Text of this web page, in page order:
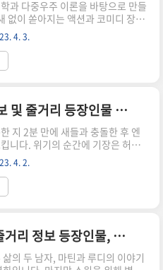
그는 자신을 '오 나의 캡틴'이라고
엠 정신을 강조합니다. 존 키팅은
회라고 불리는 비밀 문학 동아리
이 그들 자신의 개성과 자유를 가
니다. 학생들..
과 다중우주 이론을 바탕으로 만들
없이 쏟아지는 액션과 코미디 장면
. 행복한 시간은 일생에서 작은 순
하고 있습니다. 영화 추천 '에브리
앳 원스' 줄거리 캐릭터 리뷰를 소
'멀티버스에서 만난 나의 다른 모
습을 발견합니다. 웨이먼드는 알
버스에서 온 또 다른 자신입니다.
버스의 위기를 말해줍니다. 에블
도움으로 버스 점핑이라는 기술을
티버스에서 자신의 다른 삶과 능
니다. 자신의 선택에 대해 후회합
부 투파키라는 ..
4. 3.
영화 허드슨강의 기적, 정보 및 줄거리 등장인물 캐릭터 감상후기
지 2분 만에 새들과 충돌한 후 엔
니다. 위기의 순간에 기장은 허드
륙을 시도합니다. 탑승객 전원의
리 기장의 이야기가 시작됩니다.
제작된 영화 '허드슨강의 기적' 줄
릭터 감상후기를 소개하겠습니
불시착 사고를 바탕으로 한 실화
고는 새떼와 충돌로 양쪽 엔진을
드슨강에 불시착하여 탑승자 155
4. 2.
영화 노킹온헤븐스도어, 줄거리 정보 등장인물, 시한부 두친구의 여정
의 두 남자, 마틴과 루디의 이야기